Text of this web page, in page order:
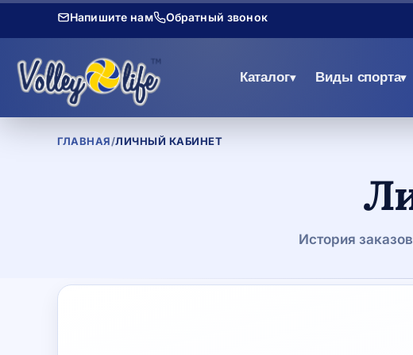
Напишите нам Обратный звонок
Каталог▾ Виды спорта▾
ГЛАВНАЯ/ЛИЧНЫЙ КАБИНЕТ
История